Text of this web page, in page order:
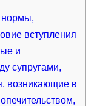
нормы,
вступления
и
супругами,
возникающие в